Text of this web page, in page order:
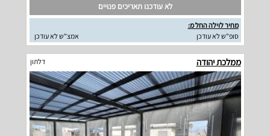
לא עודכנו תאריכים פנויים
מחיר לוילה החל מ:
סופ"ש לא עודכן
אמצ"ש לא עודכן
ממלכת יהודה דלתון